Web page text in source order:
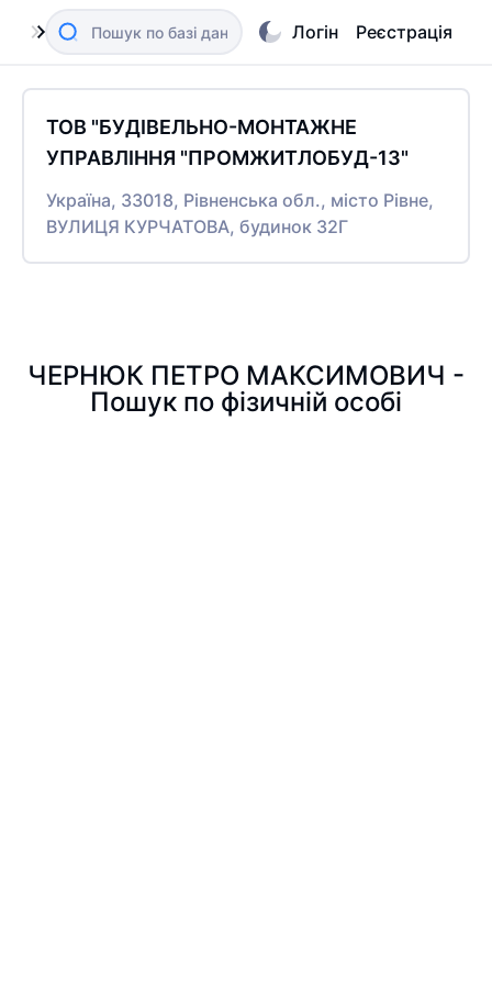
Логін Реєстрація
ТОВ "БУДІВЕЛЬНО-МОНТАЖНЕ
УПРАВЛІННЯ "ПРОМЖИТЛОБУД-13"
Україна, 33018, Рівненська обл., місто Рівне,
ВУЛИЦЯ КУРЧАТОВА, будинок 32Г
ЧЕРНЮК ПЕТРО МАКСИМОВИЧ -
Пошук по фізичній особі